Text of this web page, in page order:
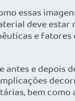
essas
deve estar
e fatores
antes e depois
bem como